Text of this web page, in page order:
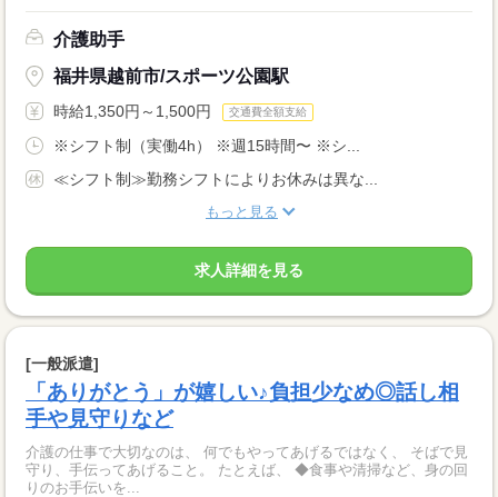
介護助手
福井県越前市/スポーツ公園駅
時給1,350円～1,500円 交通費全額支給
※シフト制（実働4h） ※週15時間〜 ※シ...
≪シフト制≫勤務シフトによりお休みは異な...
もっと見る
求人詳細を見る
[一般派遣]
「ありがとう」が嬉しい♪負担少なめ◎話し相
手や見守りなど
介護の仕事で大切なのは、 何でもやってあげるではなく、 そばで見
守り、手伝ってあげること。 たとえば、 ◆食事や清掃など、身の回
りのお手伝いを...